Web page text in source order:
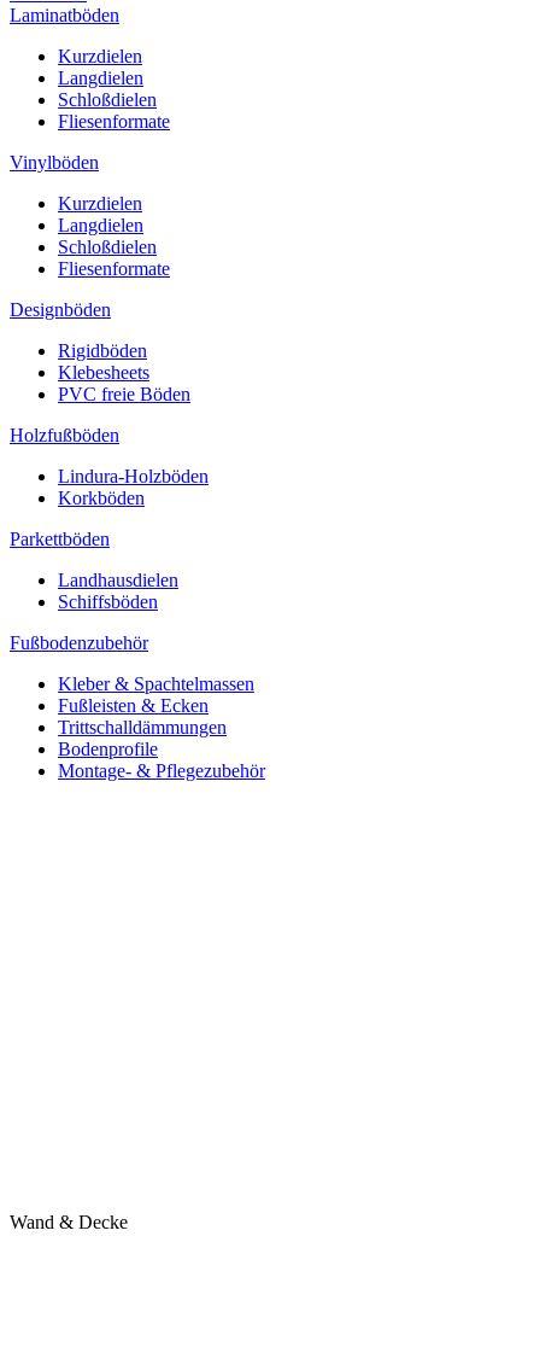
Laminatböden
Kurzdielen
Langdielen
Schloßdielen
Fliesenformate
Vinylböden
Kurzdielen
Langdielen
Schloßdielen
Fliesenformate
Designböden
Rigidböden
Klebesheets
PVC freie Böden
Holzfußböden
Lindura-Holzböden
Korkböden
Parkettböden
Landhausdielen
Schiffsböden
Fußbodenzubehör
Kleber & Spachtelmassen
Fußleisten & Ecken
Trittschalldämmungen
Bodenprofile
Montage- & Pflegezubehör
Wand & Decke